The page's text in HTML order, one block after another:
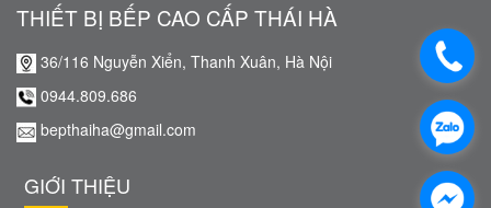
THIẾT BỊ BẾP CAO CẤP THÁI HÀ
36/116 Nguyễn Xiển, Thanh Xuân, Hà Nội
0944.809.686
bepthaiha@gmail.com
GIỚI THIỆU